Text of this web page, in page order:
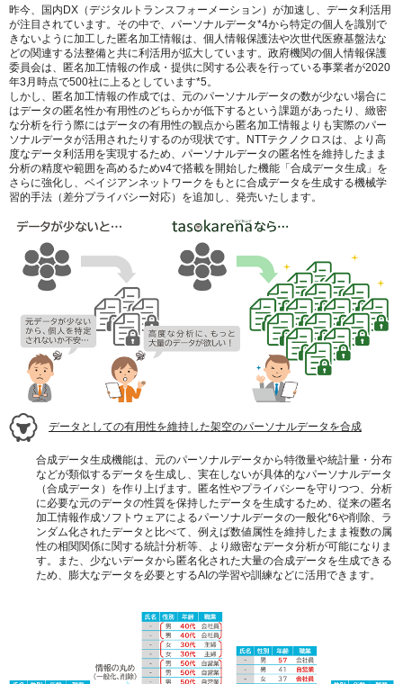
昨今、国内DX（デジタルトランスフォーメーション）が加速し、データ利活用
が注目されています。その中で、パーソナルデータ*4から特定の個人を識別で
きないように加工した匿名加工情報は、個人情報保護法や次世代医療基盤法な
どの関連する法整備と共に利活用が拡大しています。政府機関の個人情報保護
委員会は、匿名加工情報の作成・提供に関する公表を行っている事業者が2020
年3月時点で500社に上るとしています*5。
しかし、匿名加工情報の作成では、元のパーソナルデータの数が少ない場合に
はデータの匿名性か有用性のどちらかが低下するという課題があったり、緻密
な分析を行う際にはデータの有用性の観点から匿名加工情報よりも実際のパー
ソナルデータが活用されたりするのが現状です。NTTテクノクロスは、より高
度なデータ利活用を実現するため、パーソナルデータの匿名性を維持したまま
分析の精度や範囲を高めるためv4で搭載を開始した機能「合成データ生成」を
さらに強化し、ベイジアンネットワークをもとに合成データを生成する機械学
習的手法（差分プライバシー対応）を追加し、発売いたします。
データとしての有用性を維持した架空のパーソナルデータを合成
合成データ生成機能は、元のパーソナルデータから特徴量や統計量・分布
などが類似するデータを生成し、実在しないが具体的なパーソナルデータ
（合成データ）を作り上げます。匿名性やプライバシーを守りつつ、分析
に必要な元のデータの性質を保持したデータを生成するため、従来の匿名
加工情報作成ソフトウェアによるパーソナルデータの一般化*6や削除、ラ
ンダム化されたデータと比べて、例えば数値属性を維持したまま複数の属
性の相関関係に関する統計分析等、より緻密なデータ分析が可能になりま
す。また、少ないデータから匿名化された大量の合成データを生成できる
ため、膨大なデータを必要とするAIの学習や訓練などに活用できます。